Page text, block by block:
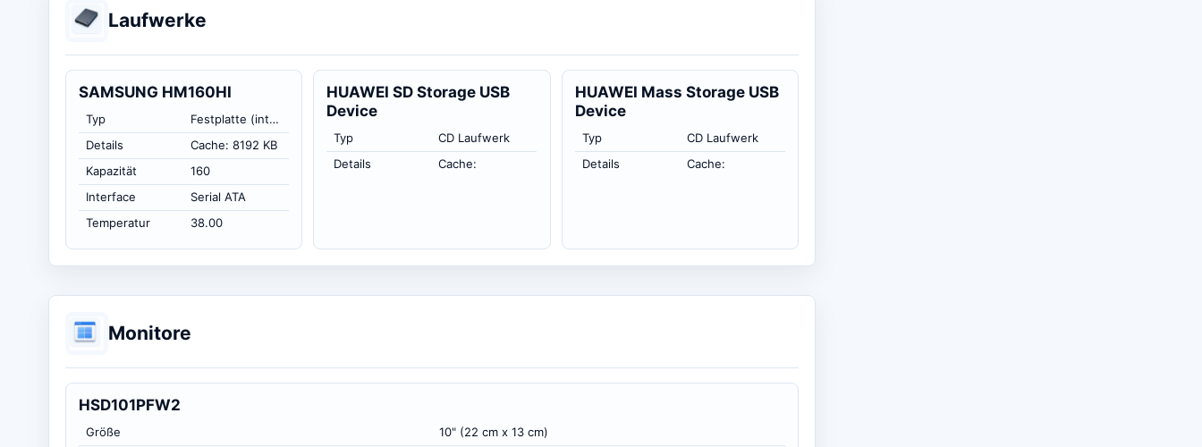
Laufwerke
SAMSUNG HM160HI
Typ
Festplatte (intern)
Details
Cache: 8192 KB
Kapazität
160
Interface
Serial ATA
Temperatur
38.00
HUAWEI SD Storage USB
Device
Typ
CD Laufwerk
Details
Cache:
HUAWEI Mass Storage USB
Device
Typ
CD Laufwerk
Details
Cache:
Monitore
HSD101PFW2
Größe 10" (22 cm x 13 cm)